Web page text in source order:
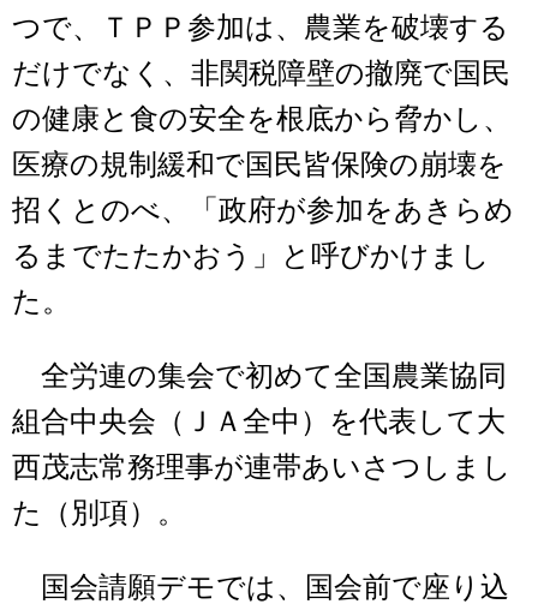
つで、ＴＰＰ参加は、農業を破壊する
だけでなく、非関税障壁の撤廃で国民
の健康と食の安全を根底から脅かし、
医療の規制緩和で国民皆保険の崩壊を
招くとのべ、「政府が参加をあきらめ
るまでたたかおう」と呼びかけまし
た。
全労連の集会で初めて全国農業協同
組合中央会（ＪＡ全中）を代表して大
西茂志常務理事が連帯あいさつしまし
た（別項）。
国会請願デモでは、国会前で座り込